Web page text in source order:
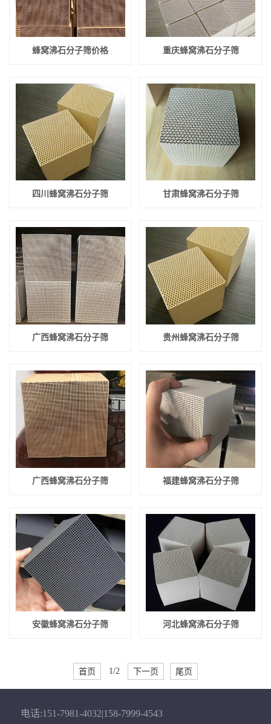
蜂窝沸石分子筛价格 重庆蜂窝沸石分子筛
四川蜂窝沸石分子筛 甘肃蜂窝沸石分子筛
广西蜂窝沸石分子筛 贵州蜂窝沸石分子筛
广西蜂窝沸石分子筛 福建蜂窝沸石分子筛
安徽蜂窝沸石分子筛 河北蜂窝沸石分子筛
首页 1/2 下一页 尾页
电话:151-7981-4032|158-7999-4543